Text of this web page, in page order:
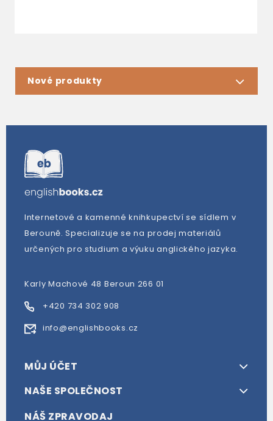
Nové produkty
Internetové a kamenné knihkupectví se sídlem v
Berouně. Specializuje se na prodej materiálů
určených pro studium a výuku anglického jazyka.
Karly Machové 48 Beroun 266 01
+420 734 302 908
info@englishbooks.cz
MŮJ ÚČET
NAŠE SPOLEČNOST
NÁŠ ZPRAVODAJ